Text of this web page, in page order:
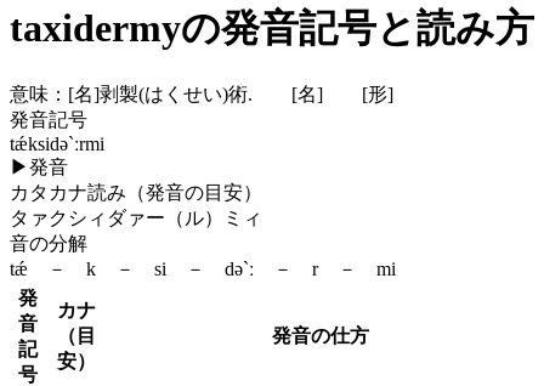
taxidermyの発音記号と読み方
意味： [名]剥製(はくせい)術. [名]
[形]
発音記号
tǽksidə`ːrmi
▶発音
カタカナ読み（発音の目安）
タァクシィダァー（ル）ミィ
音の分解
tǽ － k － si － də`ː － r － mi
発
音
記
号
カナ
（目
安）
発音の仕方